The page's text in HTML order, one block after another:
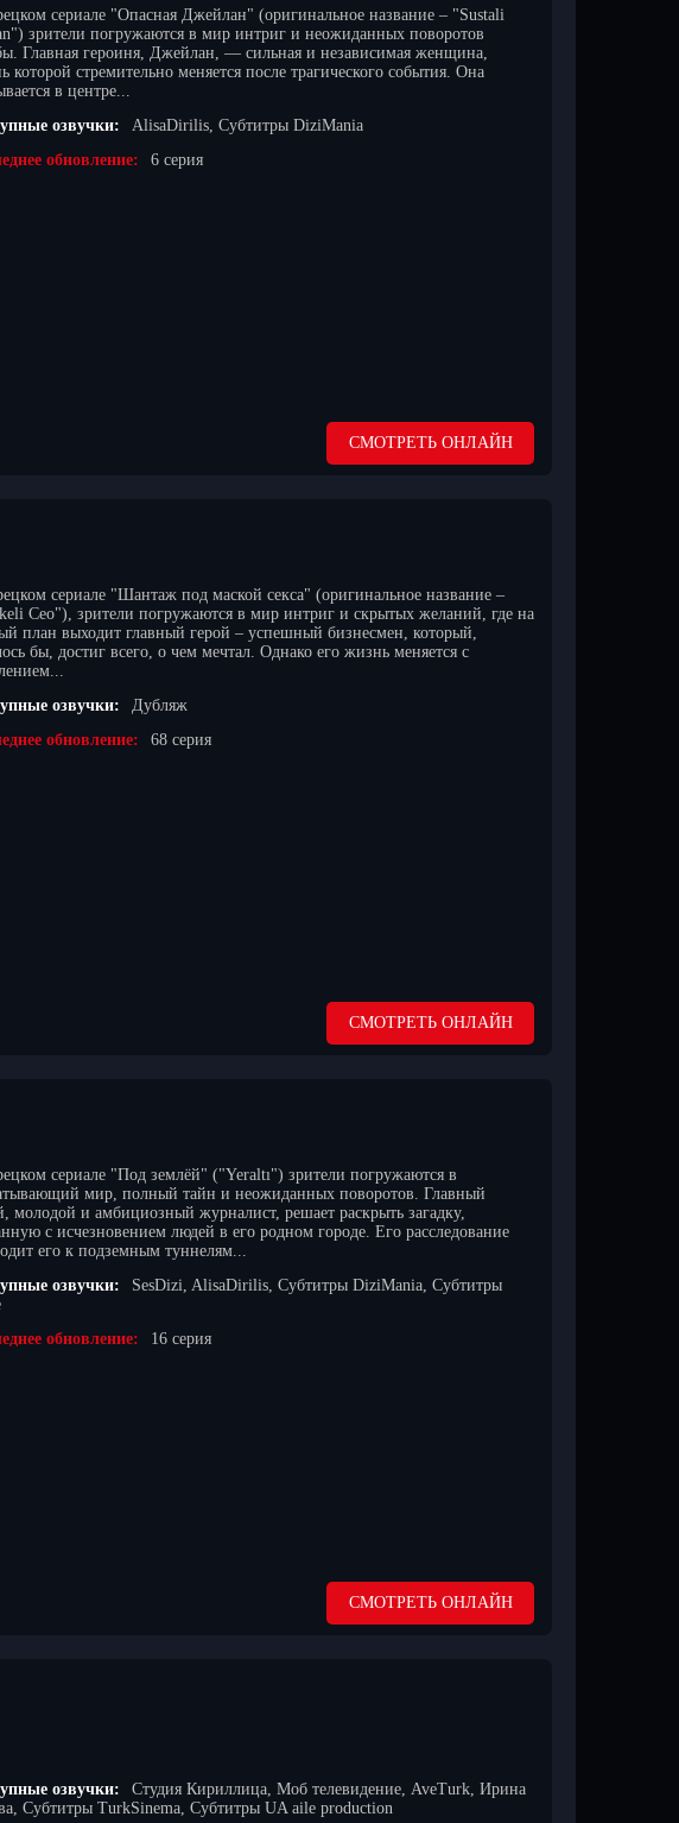
сериале "Опасная Джейлан" (оригинальное название – "Sustali
зрители погружаются в мир интриг и неожиданных поворотов
Главная героиня, Джейлан, — сильная и независимая женщина,
которой стремительно меняется после трагического события. Она
в центре...
озвучки:
AlisaDirilis, Субтитры DiziMania
обновление:
6 серия
СМОТРЕТЬ ОНЛАЙН
сериале "Шантаж под маской секса" (оригинальное название –
Ceo"), зрители погружаются в мир интриг и скрытых желаний, где на
план выходит главный герой – успешный бизнесмен, который,
бы, достиг всего, о чем мечтал. Однако его жизнь меняется с
озвучки:
Дубляж
обновление:
68 серия
СМОТРЕТЬ ОНЛАЙН
сериале "Под землёй" ("Yeraltı") зрители погружаются в
мир, полный тайн и неожиданных поворотов. Главный
молодой и амбициозный журналист, решает раскрыть загадку,
с исчезновением людей в его родном городе. Его расследование
его к подземным туннелям...
озвучки:
SesDizi, AlisaDirilis, Субтитры DiziMania, Субтитры
обновление:
16 серия
СМОТРЕТЬ ОНЛАЙН
озвучки:
Студия Кириллица, Моб телевидение, AveTurk, Ирина
Субтитры TurkSinema, Субтитры UA aile production